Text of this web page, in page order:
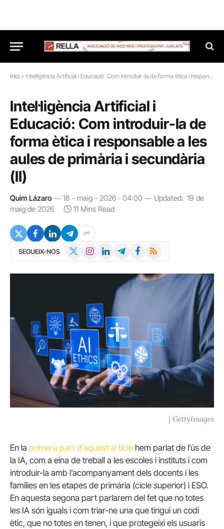
Inici » Intel·ligència Artificial i Educació: Com introduir-la de forma ètica i responsable a les aules de primària i secundària (II)
Intel·ligència Artificial i
Educació: Com introduir-la de
forma ètica i responsable a les
aules de primària i secundària
(II)
Quim Lázaro 18 - maig - 2026 · 04:00 Updated: 19 de
maig de 2026
11 Mins Read
SEGUEIX-NOS InstagramLinkedInTelegramFacebook
RSS
| GettyImages
En la primera part d’aquest article hem parlat de l’ús de
la IA, com a eina de treball a les escoles i instituts i com
introduir-la amb l’acompanyament dels docents i les
famílies en les etapes de primària (cicle superior) i ESO.
En aquesta segona part parlarem del fet que no totes
les IA són iguals i com triar-ne una que tingui un codi
ètic, que no totes en tenen, i que protegeixi els usuaris